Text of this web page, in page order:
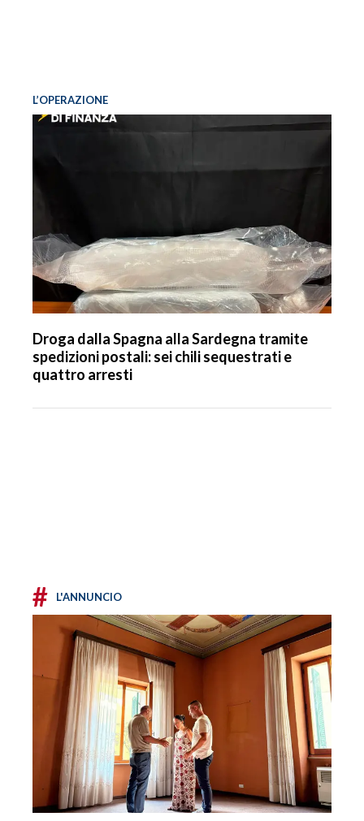
L’OPERAZIONE
Droga dalla Spagna alla Sardegna tramite
spedizioni postali: sei chili sequestrati e
quattro arresti
# L'ANNUNCIO